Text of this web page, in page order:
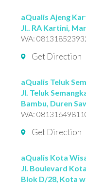
aQualis Ajeng
Jl.. RA Kartini,
WA:
Get Direction
aQualis Teluk
Jl. Teluk
Bambu, Duren
WA:
Get Direction
aQualis Kota
Jl. Boulevard
Blok D/28, Kota